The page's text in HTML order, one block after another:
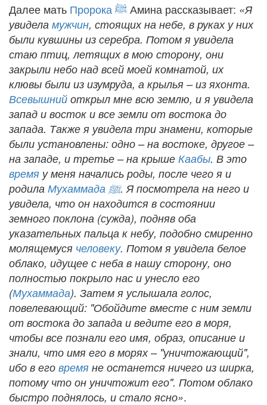
Далее мать Пророка ﷺАмина рассказывает: «Я
увидела мужчин, стоящих на небе, в руках у них
были кувшины из серебра. Потом я увидела
стаю птиц, летящих в мою сторону, они
закрыли небо над всей моей комнатой, их
клювы были из изумруда, а крылья – из яхонта.
Всевышний открыл мне всю землю, и я увидела
запад и восток и все земли от востока до
запада. Также я увидела три знамени, которые
были установлены: одно – на востоке, другое –
на западе, и третье – на крыше Каабы. В это
время у меня начались роды, после чего я и
родила Мухаммада ﷺ. Я посмотрела на него и
увидела, что он находится в состоянии
земного поклона (сужда), подняв оба
указательных пальца к небу, подобно смиренно
молящемуся человеку. Потом я увидела белое
облако, идущее с неба в нашу сторону, оно
полностью покрыло нас и унесло его
(Мухаммада). Затем я услышала голос,
повелевающий: "Обойдите вместе с ним земли
от востока до запада и ведите его в моря,
чтобы все познали его имя, образ, описание и
знали, что имя его в морях – "уничтожающий",
ибо в его время не останется ничего из ширка,
потому что он уничтожит его". Потом облако
быстро поднялось, и стало ясно».